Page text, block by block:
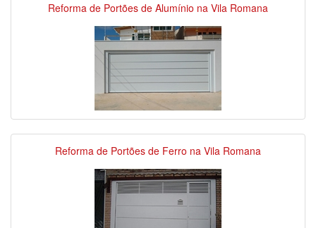
Reforma de Portões de Alumínio na Vila Romana
Reforma de Portões de Ferro na Vila Romana